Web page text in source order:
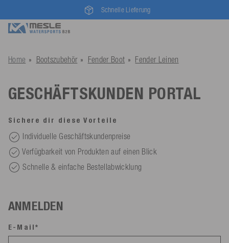
Schnelle Lieferung
Home Bootszubehör Fender Boot Fender Leinen
GESCHÄFTSKUNDEN PORTAL
Sichere dir diese Vorteile
Individuelle Geschäftskundenpreise
Verfügbarkeit von Produkten auf einen Blick
Schnelle & einfache Bestellabwicklung
ANMELDEN
E-Mail*